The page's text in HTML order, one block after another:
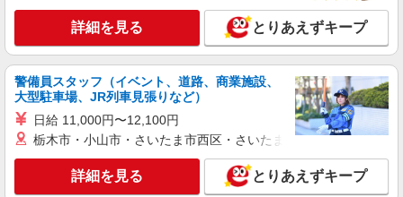
南アルプス市
キープ 詳細を見る
株式会社kotrio /●MT-H-2099643
デイサービス看護STAFF｜面接なし！履歴書
不要！ブランクOK◎
時給2000円〜2500円＜交通費全額支給(ガソリ
詳細を見る とりあえずキープ
警備員スタッフ（イベント、道路、商業施設、
大型駐車場、JR列車見張りなど）
日給 11,000円〜12,100円
栃木市・小山市・さいたま市西区・さいたま市岩槻区・久喜市・
詳細を見る とりあえずキープ